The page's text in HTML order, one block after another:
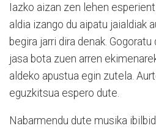
Iazko aizan zen lehen
aldia izango du aipatu jaialdiak
begira jarri dira denak.
jasa bota zuen arren
aldeko apustua egin zutela.
eguzkitsua espero dute.
Nabarmendu dute musika